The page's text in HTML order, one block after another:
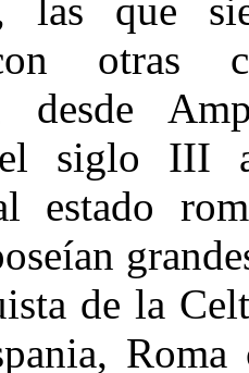
las que
otras
desde
siglo III
estado
de la
Roma